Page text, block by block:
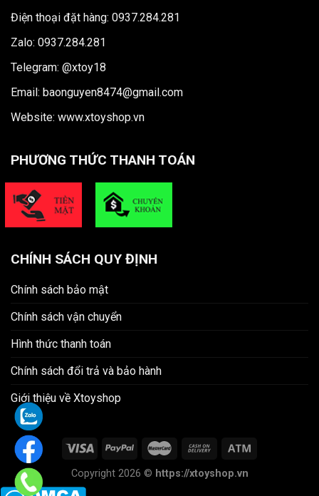
Điện thoại đặt hàng: 0937.284.281
Zalo: 0937.284.281
Telegram: @xtoy18
Email: baonguyen8474@gmail.com
Website: www.xtoyshop.vn
PHƯƠNG THỨC THANH TOÁN
CHÍNH SÁCH QUY ĐỊNH
Chính sách bảo mật
Chính sách vận chuyển
Hình thức thanh toán
Chính sách đổi trả và bảo hành
Giới thiệu về Xtoyshop
Copyright 2026 © https://xtoyshop.vn